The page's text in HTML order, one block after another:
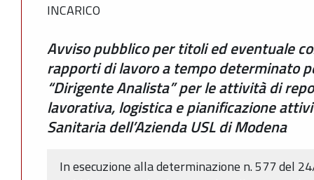
INCARICO
Avviso pubblico per titoli ed eventuale
rapporti di lavoro a tempo determinato
“Dirigente Analista” per le attività di
lavorativa, logistica e pianificazione
Sanitaria dell’Azienda USL di Modena
In esecuzione alla determinazione n. 577 del